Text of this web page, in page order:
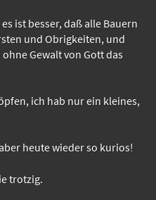
ist besser, daß alle Bauern
und Obrigkeiten, und
Gewalt von Gott das
ich hab nur ein kleines,
aber heute wieder so kurios!
trotzig.